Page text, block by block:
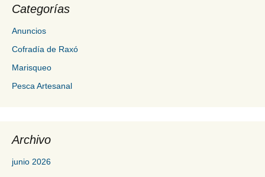
Categorías
Anuncios
Cofradía de Raxó
Marisqueo
Pesca Artesanal
Archivo
junio 2026